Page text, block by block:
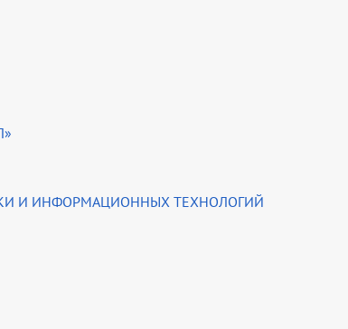
И ИНФОРМАЦИОННЫХ ТЕХНОЛОГИЙ